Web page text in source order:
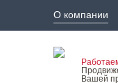
О компании
Вашей